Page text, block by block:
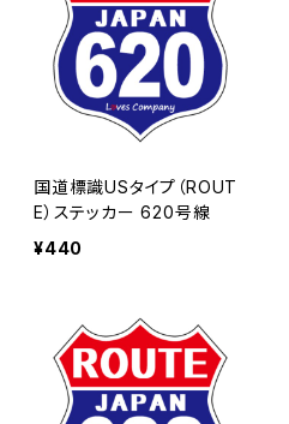
国道標識USタイプ（ROUT
E）ステッカー 620号線
¥440